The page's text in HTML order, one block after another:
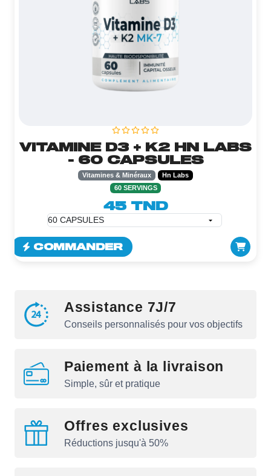
VITAMINE D3 + K2 HN LABS
- 60 CAPSULES
Vitamines & Minéraux
Hn Labs
60 SERVINGS
45 TND
COMMANDER
Assistance 7J/7
Conseils personnalisés pour vos objectifs
Paiement à la livraison
Simple, sûr et pratique
Offres exclusives
Réductions jusqu'à 50%